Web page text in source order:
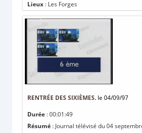
Lieux : Les Forges
RENTRÉE DES SIXIÈMES. le 04/09/97
Durée : 00:01:49
Résumé : Journal télévisé du 04